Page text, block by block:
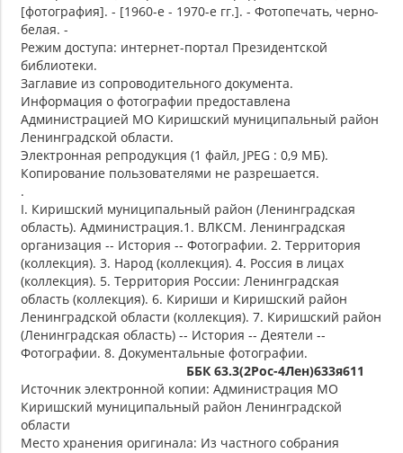
[фотография]. - [1960-е - 1970-е гг.]. - Фотопечать, черно-
белая. -
Режим доступа: интернет-портал Президентской
библиотеки.
Заглавие из сопроводительного документа.
Информация о фотографии предоставлена
Администрацией МО Киришский муниципальный район
Ленинградской области.
Электронная репродукция (1 файл, JPEG : 0,9 МБ).
Копирование пользователями не разрешается.
.
I. Киришский муниципальный район (Ленинградская
область). Администрация.1. ВЛКСМ. Ленинградская
организация -- История -- Фотографии. 2. Территория
(коллекция). 3. Народ (коллекция). 4. Россия в лицах
(коллекция). 5. Территория России: Ленинградская
область (коллекция). 6. Кириши и Киришский район
Ленинградской области (коллекция). 7. Киришский район
(Ленинградская область) -- История -- Деятели --
Фотографии. 8. Документальные фотографии.
ББК 63.3(2Рос-4Лен)633я611
Источник электронной копии: Администрация МО
Киришский муниципальный район Ленинградской
области
Место хранения оригинала: Из частного собрания